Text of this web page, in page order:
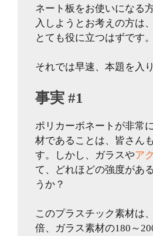
ネート板をお使いになる
入しようとお考えの方は
とても役に立つはずです。
それでは早速、本題を入
事実 #1
ポリカーボネートが非常
材であることは、皆さん
す。しかし、ガラスやア
て、どれほどの強度があ
うか？
このプラスチック素材は
倍、ガラス素材の180～